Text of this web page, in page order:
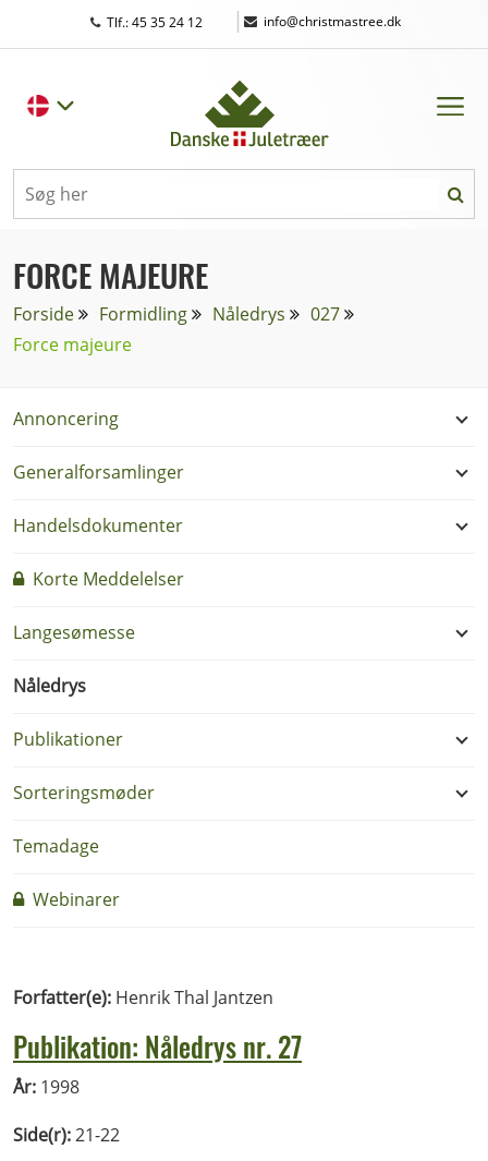
Tlf.: 45 35 24 12 | info@christmastree.dk
FORCE MAJEURE
Forside Formidling Nåledrys
027
Force majeure
Annoncering
Generalforsamlinger
Handelsdokumenter
Korte Meddelelser
Langesømesse
Nåledrys
Publikationer
Sorteringsmøder
Temadage
Webinarer
Forfatter(e): Henrik Thal Jantzen
Publikation: Nåledrys nr. 27
År: 1998
Side(r):21-22